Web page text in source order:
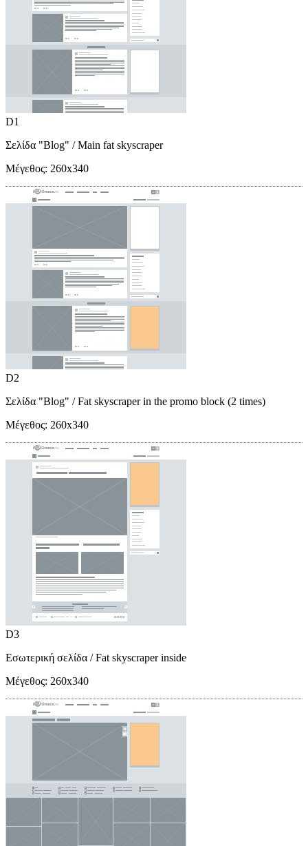
D1
Σελίδα "Blog" / Main fat skyscraper
Μέγεθος: 260x340
D2
Σελίδα "Blog" / Fat skyscraper in the promo block (2 times)
Μέγεθος: 260x340
D3
Εσωτερική σελίδα / Fat skyscraper inside
Μέγεθος: 260x340